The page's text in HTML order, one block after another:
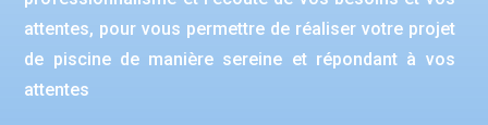
attentes, pour vous permettre de réaliser votre projet
de piscine de manière sereine et répondant à vos
attentes